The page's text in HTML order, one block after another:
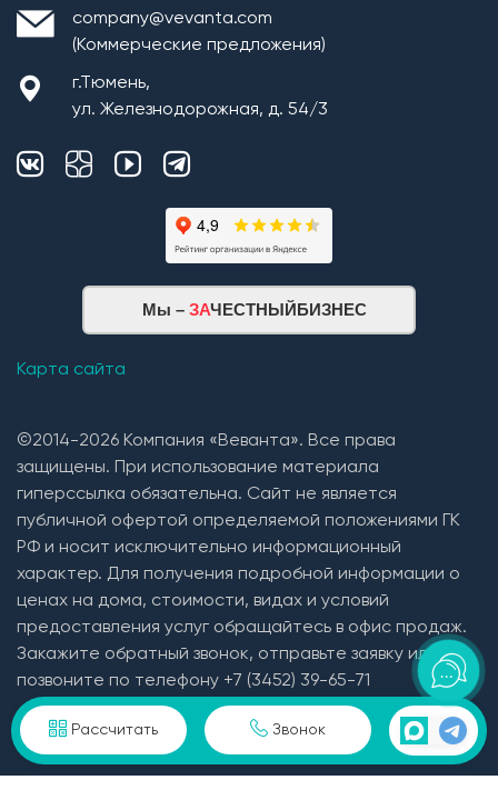
Рассчитать Звонок
Возведение внутренних перегородок
Кровельная система
1. Монтаж стропильной системы из пиломатериала
company@vevanta.com
(Коммерческие предложения)
г.Тюмень,
ул. Железнодорожная, д. 54/3
Мы – ЗАЧЕСТНЫЙБИЗНЕС
Карта сайта
©2014-2026 Компания «Веванта». Все права
защищены. При использование материала
гиперссылка обязательна. Сайт не является
публичной офертой определяемой положениями ГК
РФ и носит исключительно информационный
характер. Для получения подробной информации о
ценах на дома, стоимости, видах и условий
предоставления услуг обращайтесь в офис продаж.
Закажите обратный звонок, отправьте заявку или
позвоните по телефону +7 (3452) 39-65-71
Пользовательское соглашение и политика
конфиденциальности в отношении персональных